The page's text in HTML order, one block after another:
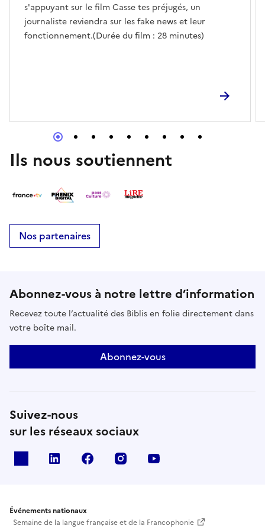
s'appuyant sur le film Casse tes préjugés, un
journaliste reviendra sur les fake news et leur
fonctionnement.(Durée du film : 28 minutes)
Ils nous soutiennent
Nos partenaires
Abonnez-vous à notre lettre d’information
Recevez toute l’actualité des Biblis en folie directement dans
votre boîte mail.
Abonnez-vous
Suivez-nous
sur les réseaux sociaux
Linkedin Facebook Instagram
Événements nationaux
Semaine de la langue française et de la Francophonie